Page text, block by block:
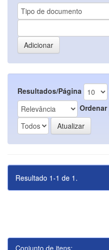
Resultados/Página
Ordenar
Resultado 1-1 de 1.
Conjunto de itens: